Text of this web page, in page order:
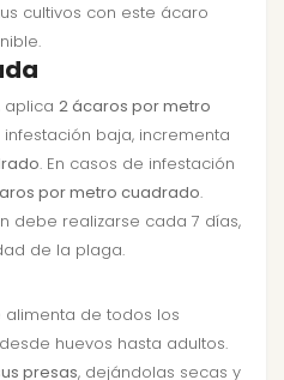
cultivos con este ácaro
aplica 2 ácaros por metro
infestación baja, incrementa
. En casos de infestación
por metro cuadrado.
debe realizarse cada 7 días,
de la plaga.
de todos los
huevos hasta adultos.
presas, dejándolas secas y